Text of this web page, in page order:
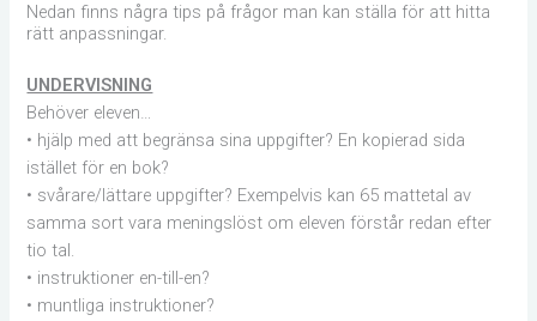
Nedan finns några tips på frågor man kan ställa för att hitta
rätt anpassningar.
UNDERVISNING
Behöver eleven…
• hjälp med att begränsa sina uppgifter? En kopierad sida
istället för en bok?
• svårare/lättare uppgifter? Exempelvis kan 65 mattetal av
samma sort vara meningslöst om eleven förstår redan efter
tio tal.
• instruktioner en-till-en?
• muntliga instruktioner?